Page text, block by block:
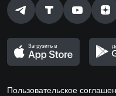
Пользовательское